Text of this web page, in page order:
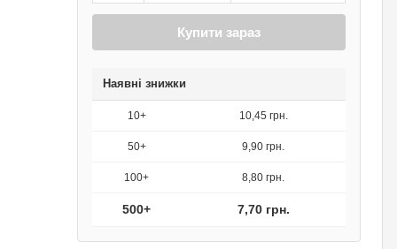
Купити зараз
Наявні знижки
10+ 10,45 грн.
50+ 9,90 грн.
100+ 8,80 грн.
500+ 7,70 грн.